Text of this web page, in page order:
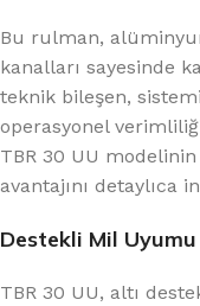
Bu rulman,
kanalları sayesinde
teknik bileşen,
operasyonel
TBR 30 UU modelinin
avantajını detaylıca
Destekli Mil Uyumu
TBR 30 UU, altı